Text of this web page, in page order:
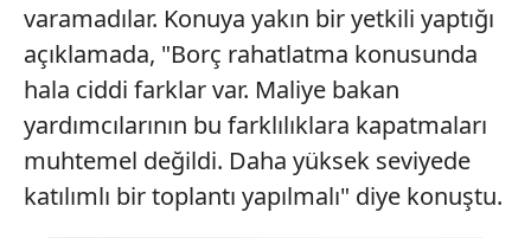
varamadılar. Konuya yakın bir yetkili yaptığı
açıklamada, "Borç rahatlatma konusunda
hala ciddi farklar var. Maliye bakan
yardımcılarının bu farklılıklara kapatmaları
muhtemel değildi. Daha yüksek seviyede
katılımlı bir toplantı yapılmalı" diye konuştu.